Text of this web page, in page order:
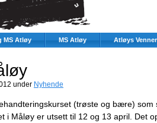
MS Atløy MS Atløy Atløys Venner
under Nyhende
(trøste og bære) som
i Måløy er utsett til 12 og 13 april. Det